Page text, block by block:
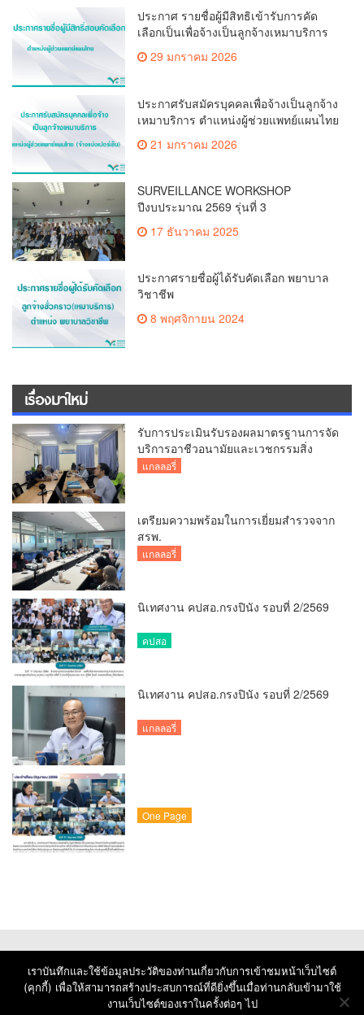
ประกาศ รายชื่อผู้มีสิทธิเข้ารับการคัด
เลือกเป็นเพื่อจ้างเป็นลูกจ้างเหมาบริการ
ตำแหน่ง ผู้ช่วยแพทย์แผนไทย(จ้างแบ่ง
เปอร์เซ็น)
29 มกราคม 2026
ประกาศรับสมัครบุคคลเพื่อจ้างเป็นลูกจ้าง
เหมาบริการ ตำแหน่งผู้ช่วยแพทย์แผนไทย
21 มกราคม 2026
SURVEILLANCE WORKSHOP
ปีงบประมาณ 2569 รุ่นที่ 3
17 ธันวาคม 2025
ประกาศรายชื่อผู้ได้รับคัดเลือก พยาบาล
วิชาชีพ
8 พฤศจิกายน 2024
เรื่องมาใหม่
รับการประเมินรับรองผลมาตรฐานการจัด
บริการอาชีวอนามัยและเวชกรรมสิ่ง
แวดล้อม
แกลลอรี่
เตรียมความพร้อมในการเยี่ยมสำรวจจาก
สรพ.
แกลลอรี่
นิเทศงาน คปสอ.กรงปินัง รอบที่ 2/2569
คปสอ
นิเทศงาน คปสอ.กรงปินัง รอบที่ 2/2569
แกลลอรี่
One Page
เราบันทึกและใช้ข้อมูลประวัติของท่านเกี่ยวกับการเข้าชมหน้าเว็บไซต์
(คุกกี้) เพื่อให้สามารถสร้างประสบการณ์ที่ดียิ่งขึ้นเมื่อท่านกลับเข้ามาใช้
งานเว็บไซต์ของเราในครั้งต่อๆ ไป